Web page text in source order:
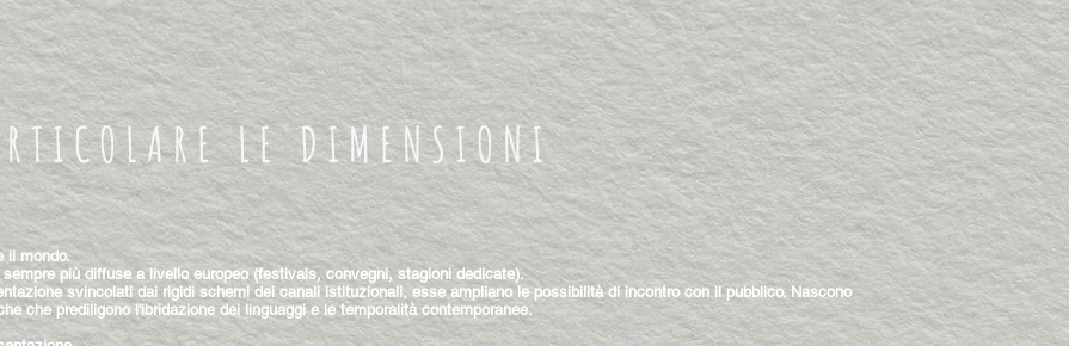
LE DIMENSIONI
il mondo.
più diffuse a livello europeo (festivals, convegni, stagioni dedicate).
svincolati dai rigidi schemi dei canali istituzionali, esse ampliano le possibilità di incontro con il pubblico. Nascono
che prediligono l'ibridazione dei linguaggi e le temporalità contemporanee.